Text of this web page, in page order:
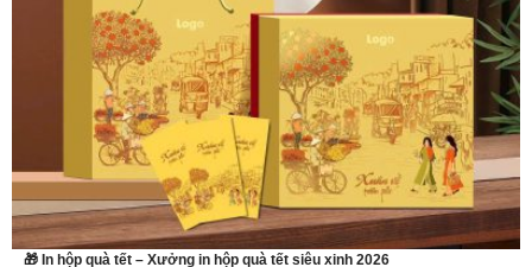
🎁 In hộp quà tết – Xưởng in hộp quà tết siêu xinh 2026